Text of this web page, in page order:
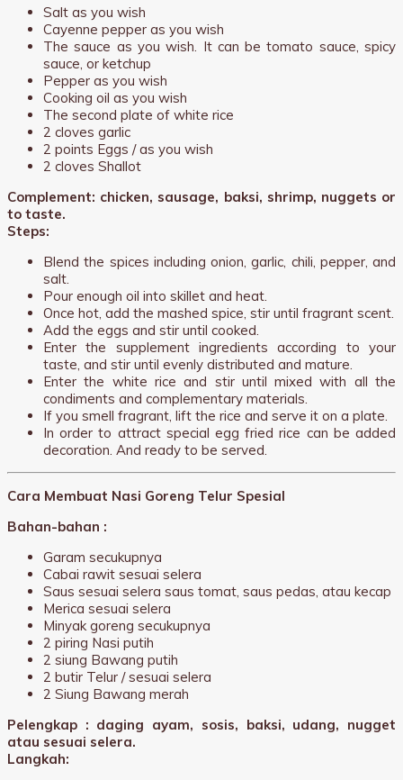
Salt as you wish
Cayenne pepper as you wish
The sauce as you wish. It can be tomato sauce, spicy
sauce, or ketchup
Pepper as you wish
Cooking oil as you wish
The second plate of white rice
2 cloves garlic
2 points Eggs / as you wish
2 cloves Shallot
Complement: chicken, sausage, baksi, shrimp, nuggets or
to taste.
Steps:
Blend the spices including onion, garlic, chili, pepper, and
salt.
Pour enough oil into skillet and heat.
Once hot, add the mashed spice, stir until fragrant scent.
Add the eggs and stir until cooked.
Enter the supplement ingredients according to your
taste, and stir until evenly distributed and mature.
Enter the white rice and stir until mixed with all the
condiments and complementary materials.
If you smell fragrant, lift the rice and serve it on a plate.
In order to attract special egg fried rice can be added
decoration. And ready to be served.
Cara Membuat Nasi Goreng Telur Spesial
Bahan-bahan :
Garam secukupnya
Cabai rawit sesuai selera
Saus sesuai selera saus tomat, saus pedas, atau kecap
Merica sesuai selera
Minyak goreng secukupnya
2 piring Nasi putih
2 siung Bawang putih
2 butir Telur / sesuai selera
2 Siung Bawang merah
Pelengkap : daging ayam, sosis, baksi, udang, nugget
atau sesuai selera.
Langkah: